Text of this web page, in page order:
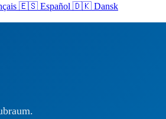
🇪🇸 Español 🇩🇰 Dansk